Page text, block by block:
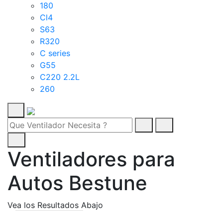
180
Cl4
S63
R320
C series
G55
C220 2.2L
260
Ventiladores para
Autos Bestune
Vea los Resultados Abajo